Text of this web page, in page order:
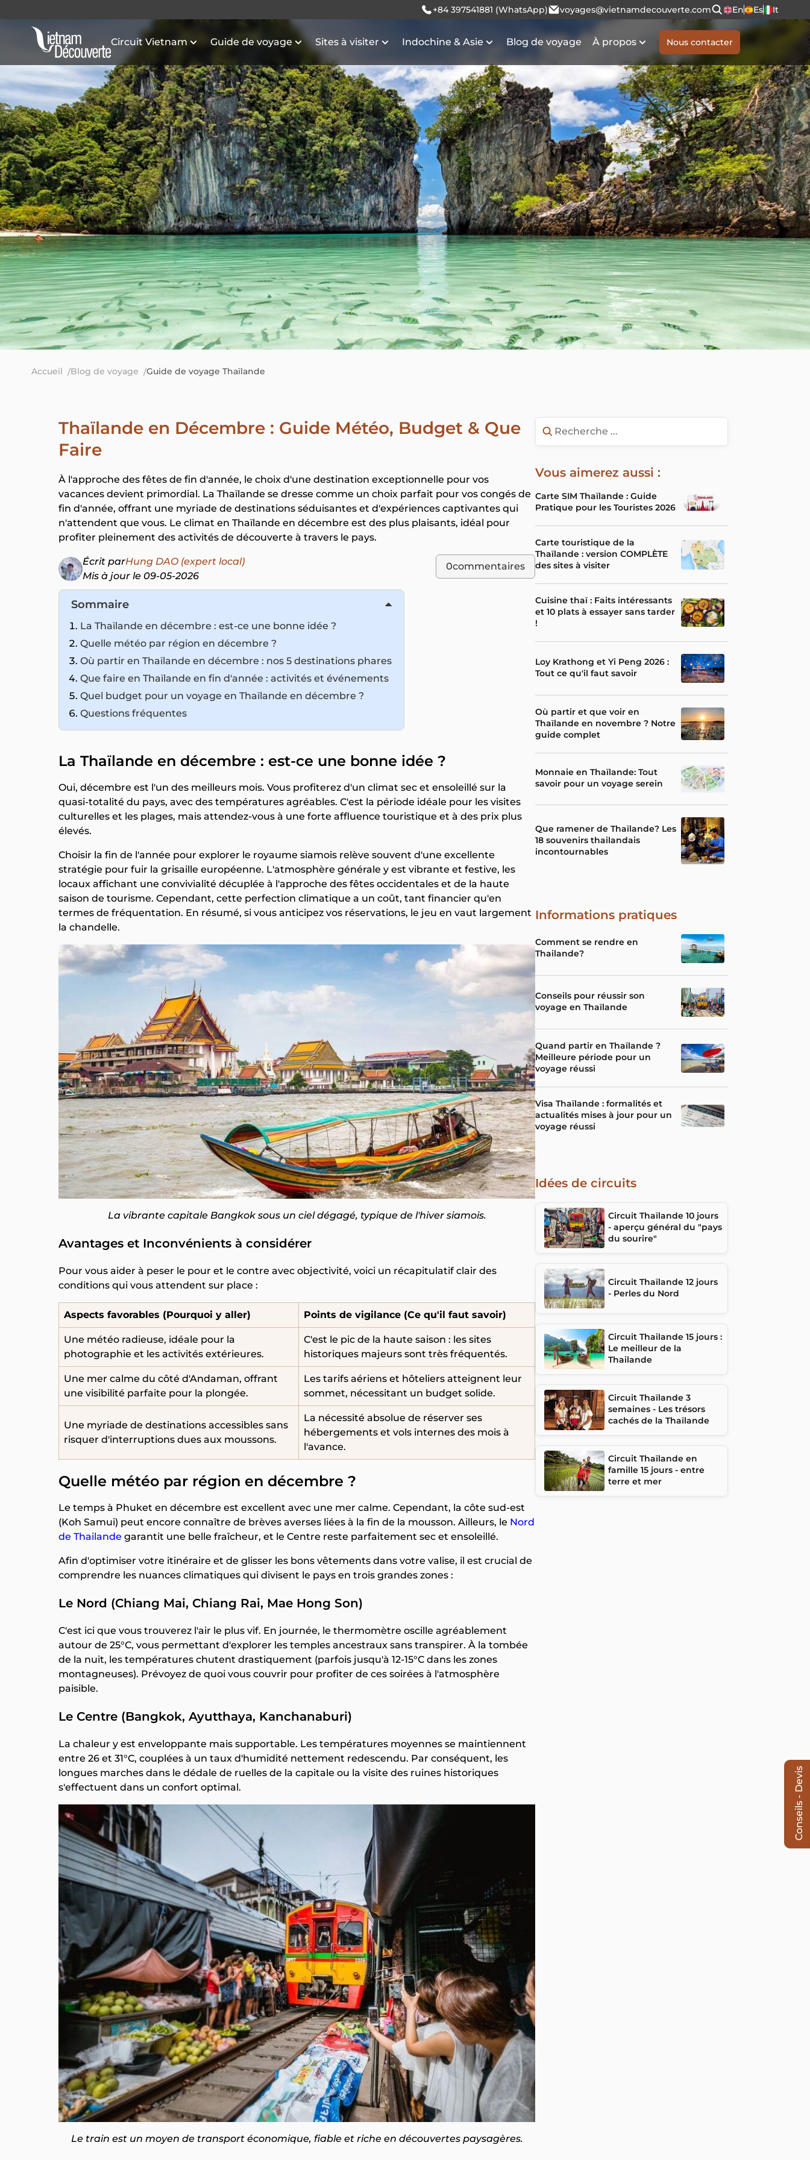
+84 397541881 (WhatsApp) voyages@vietnamdecouverte.com En Es It
Circuit Vietnam Guide de voyage Sites à visiter Indochine & Asie Blog de voyage À propos Nous contacter
Accueil Blog de voyage Guide de voyage Thaïlande
Thaïlande en Décembre : Guide Météo, Budget & Que
Faire
À l'approche des fêtes de fin d'année, le choix d'une destination exceptionnelle pour vos
vacances devient primordial. La Thaïlande se dresse comme un choix parfait pour vos congés de
fin d'année, offrant une myriade de destinations séduisantes et d'expériences captivantes qui
n'attendent que vous. Le climat en Thaïlande en décembre est des plus plaisants, idéal pour
profiter pleinement des activités de découverte à travers le pays.
Écrit parHung DAO (expert local)
Mis à jour le 09-05-2026
0commentaires
Sommaire
La Thaïlande en décembre : est-ce une bonne idée ?
Quelle météo par région en décembre ?
Où partir en Thaïlande en décembre : nos 5 destinations phares
Que faire en Thaïlande en fin d'année : activités et événements
Quel budget pour un voyage en Thaïlande en décembre ?
Questions fréquentes
La Thaïlande en décembre : est-ce une bonne idée ?
Oui, décembre est l'un des meilleurs mois. Vous profiterez d'un climat sec et ensoleillé sur la
quasi-totalité du pays, avec des températures agréables. C'est la période idéale pour les visites
culturelles et les plages, mais attendez-vous à une forte affluence touristique et à des prix plus
élevés.
Choisir la fin de l'année pour explorer le royaume siamois relève souvent d'une excellente
stratégie pour fuir la grisaille européenne. L'atmosphère générale y est vibrante et festive, les
locaux affichant une convivialité décuplée à l'approche des fêtes occidentales et de la haute
saison de tourisme. Cependant, cette perfection climatique a un coût, tant financier qu'en
termes de fréquentation. En résumé, si vous anticipez vos réservations, le jeu en vaut largement
la chandelle.
La vibrante capitale Bangkok sous un ciel dégagé, typique de l'hiver siamois.
Avantages et Inconvénients à considérer
Pour vous aider à peser le pour et le contre avec objectivité, voici un récapitulatif clair des
conditions qui vous attendent sur place :
Aspects favorables (Pourquoi y aller) Points de vigilance (Ce qu'il faut savoir)
Une météo radieuse, idéale pour la
photographie et les activités extérieures.
C'est le pic de la haute saison : les sites
historiques majeurs sont très fréquentés.
Une mer calme du côté d'Andaman, offrant
une visibilité parfaite pour la plongée.
Les tarifs aériens et hôteliers atteignent leur
sommet, nécessitant un budget solide.
Une myriade de destinations accessibles sans
risquer d'interruptions dues aux moussons.
La nécessité absolue de réserver ses
hébergements et vols internes des mois à
l'avance.
Quelle météo par région en décembre ?
Le temps à Phuket en décembre est excellent avec une mer calme. Cependant, la côte sud-est
(Koh Samui) peut encore connaître de brèves averses liées à la fin de la mousson. Ailleurs, le Nord
de Thailande garantit une belle fraîcheur, et le Centre reste parfaitement sec et ensoleillé.
Afin d'optimiser votre itinéraire et de glisser les bons vêtements dans votre valise, il est crucial de
comprendre les nuances climatiques qui divisent le pays en trois grandes zones :
Le Nord (Chiang Mai, Chiang Rai, Mae Hong Son)
C'est ici que vous trouverez l'air le plus vif. En journée, le thermomètre oscille agréablement
autour de 25°C, vous permettant d'explorer les temples ancestraux sans transpirer. À la tombée
de la nuit, les températures chutent drastiquement (parfois jusqu'à 12-15°C dans les zones
montagneuses). Prévoyez de quoi vous couvrir pour profiter de ces soirées à l'atmosphère
paisible.
Le Centre (Bangkok, Ayutthaya, Kanchanaburi)
La chaleur y est enveloppante mais supportable. Les températures moyennes se maintiennent
entre 26 et 31°C, couplées à un taux d'humidité nettement redescendu. Par conséquent, les
longues marches dans le dédale de ruelles de la capitale ou la visite des ruines historiques
s'effectuent dans un confort optimal.
Le train est un moyen de transport économique, fiable et riche en découvertes paysagères.
Vous aimerez aussi :
Carte SIM Thaïlande : Guide
Pratique pour les Touristes 2026
Carte touristique de la
Thaïlande : version COMPLÈTE
des sites à visiter
Cuisine thaï : Faits intéressants
et 10 plats à essayer sans tarder
!
Loy Krathong et Yi Peng 2026 :
Tout ce qu'il faut savoir
Où partir et que voir en
Thaïlande en novembre ? Notre
guide complet
Monnaie en Thaïlande: Tout
savoir pour un voyage serein
Que ramener de Thaïlande? Les
18 souvenirs thailandais
incontournables
Informations pratiques
Comment se rendre en
Thailande?
Conseils pour réussir son
voyage en Thaïlande
Quand partir en Thaïlande ?
Meilleure période pour un
voyage réussi
Visa Thaïlande : formalités et
actualités mises à jour pour un
voyage réussi
Idées de circuits
Circuit Thaïlande 10 jours
- aperçu général du "pays
du sourire"
Circuit Thaïlande 12 jours
- Perles du Nord
Circuit Thailande 15 jours :
Le meilleur de la
Thailande
Circuit Thaïlande 3
semaines - Les trésors
cachés de la Thaïlande
Circuit Thaïlande en
famille 15 jours - entre
terre et mer
Conseils - Devis